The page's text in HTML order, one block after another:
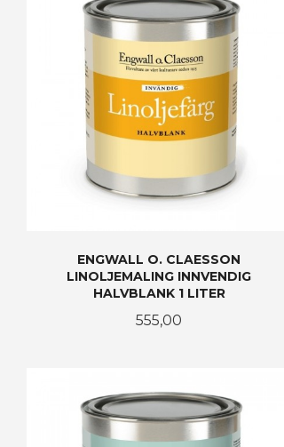
ENGWALL O. CLAESSON
LINOLJEMALING INNVENDIG
HALVBLANK 1 LITER
Pris
555,00